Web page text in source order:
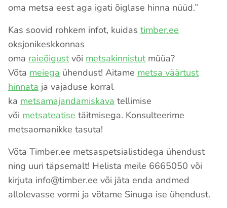
oma metsa eest aga igati õiglase hinna nüüd.”
Kas soovid rohkem infot, kuidas timber.ee
oksjonikeskkonnas
oma raieõigustvõi metsakinnistutmüüa?
Võta meiega ühendust! Aitame metsa väärtust
hinnata ja vajaduse korral
ka metsamajandamiskava tellimise
või metsateatise täitmisega. Konsulteerime
metsaomanikke tasuta!
Võta Timber.ee metsaspetsialistidega ühendust
ning uuri täpsemalt! Helista meile 6665050 või
kirjuta info@timber.ee või jäta enda andmed
allolevasse vormi ja võtame Sinuga ise ühendust.